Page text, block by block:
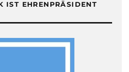
IST EHRENPRÄSIDENT